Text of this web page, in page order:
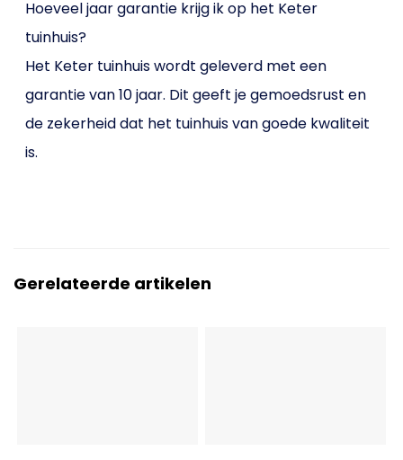
Hoeveel jaar garantie krijg ik op het Keter
tuinhuis?
Het Keter tuinhuis wordt geleverd met een
garantie van 10 jaar. Dit geeft je gemoedsrust en
de zekerheid dat het tuinhuis van goede kwaliteit
is.
Gerelateerde artikelen